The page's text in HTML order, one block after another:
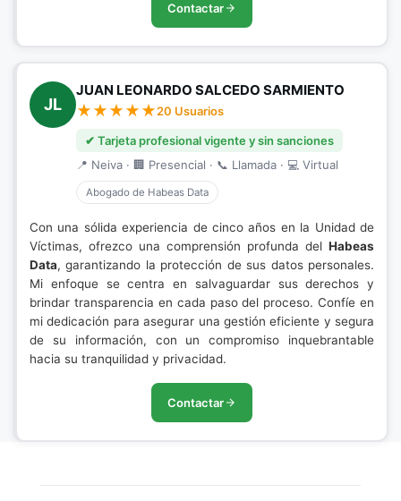
Contactar
JL
JUAN LEONARDO SALCEDO SARMIENTO
20 Usuarios
✔ Tarjeta profesional vigente y sin sanciones
📍 Neiva · 🏢 Presencial · 📞 Llamada · 💻 Virtual
Abogado de Habeas Data
Con una sólida experiencia de cinco años en la Unidad de
Víctimas, ofrezco una comprensión profunda del Habeas
Data, garantizando la protección de sus datos personales.
Mi enfoque se centra en salvaguardar sus derechos y
brindar transparencia en cada paso del proceso. Confíe en
mi dedicación para asegurar una gestión eficiente y segura
de su información, con un compromiso inquebrantable
hacia su tranquilidad y privacidad.
Contactar